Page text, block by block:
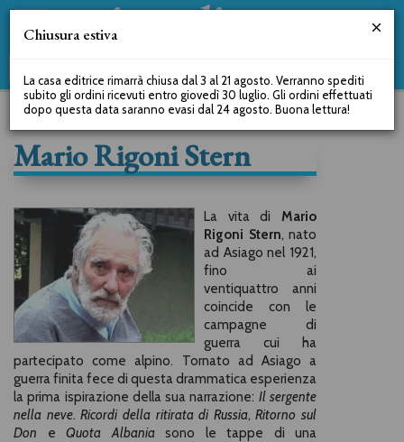
Mario Rigoni Stern
La vita di Mario
Rigoni Stern, nato
ad Asiago nel 1921,
fino ai
ventiquattro anni
coincide con le
campagne di
guerra cui ha
partecipato come alpino. Tornato ad Asiago a
guerra finita fece di questa drammatica esperienza
la prima ispirazione della sua narrazione: Il sergente
nella neve.Ricordi della ritirata di Russia,Ritorno sul
Don e Quota Albaniasono le tappe di una
Chiusura estiva
La casa editrice rimarrà chiusa dal 3 al 21 agosto. Verranno spediti
subito gli ordini ricevuti entro giovedì 30 luglio. Gli ordini effettuati
dopo questa data saranno evasi dal 24 agosto. Buona lettura!